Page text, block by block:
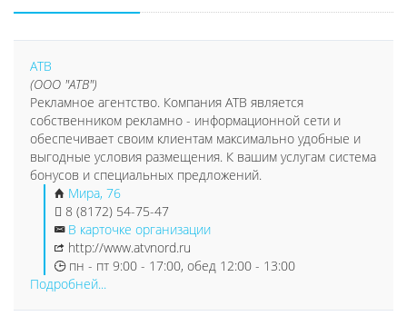
АТВ
(ООО "АТВ")
Рекламное агентство. Компания АТВ является
собственником рекламно - информационной сети и
обеспечивает своим клиентам максимально удобные и
выгодные условия размещения. К вашим услугам система
бонусов и специальных предложений.
Мира, 76
8 (8172) 54-75-47
В карточке организации
http://www.atvnord.ru
пн - пт 9:00 - 17:00, обед 12:00 - 13:00
Подробней...